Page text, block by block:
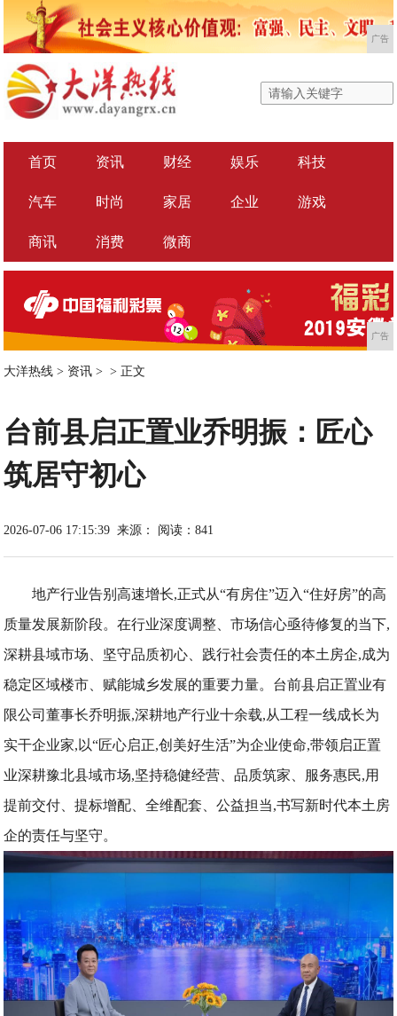
广告
首页 资讯 财经 娱乐 科技
汽车 时尚 家居 企业 游戏
商讯 消费 微商
广告
大洋热线 > 资讯 > > 正文
台前县启正置业乔明振：匠心
筑居守初心
2026-07-06 17:15:39 来源： 阅读：841
地产行业告别高速增长,正式从“有房住”迈入“住好房”的高
质量发展新阶段。在行业深度调整、市场信心亟待修复的当下,
深耕县域市场、坚守品质初心、践行社会责任的本土房企,成为
稳定区域楼市、赋能城乡发展的重要力量。台前县启正置业有
限公司董事长乔明振,深耕地产行业十余载,从工程一线成长为
实干企业家,以“匠心启正,创美好生活”为企业使命,带领启正置
业深耕豫北县域市场,坚持稳健经营、品质筑家、服务惠民,用
提前交付、提标增配、全维配套、公益担当,书写新时代本土房
企的责任与坚守。